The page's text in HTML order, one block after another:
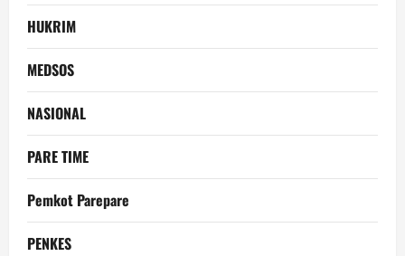
HUKRIM
MEDSOS
NASIONAL
PARE TIME
Pemkot Parepare
PENKES